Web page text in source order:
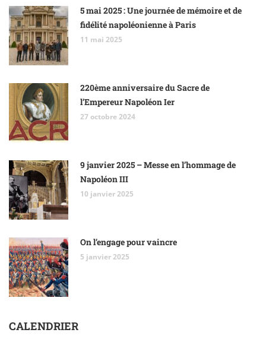
5 mai 2025 : Une journée de mémoire et de
fidélité napoléonienne à Paris
11 mai 2025
220ème anniversaire du Sacre de
l’Empereur Napoléon Ier
27 octobre 2024
9 janvier 2025 – Messe en l’hommage de
Napoléon III
10 janvier 2025
On l’engage pour vaincre
5 janvier 2025
CALENDRIER